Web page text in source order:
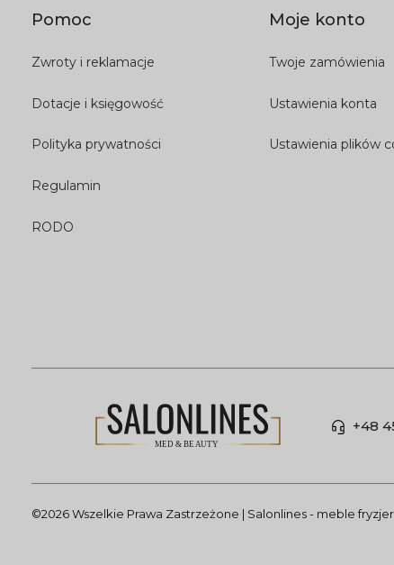
Pomoc
Zwroty i reklamacje
Dotacje i księgowość
Polityka prywatności
Regulamin
RODO
Moje konto
Twoje zamówienia
Ustawienia konta
Ustawienia plików
+48
©2026 Wszelkie Prawa Zastrzeżone | Salonlines - meble